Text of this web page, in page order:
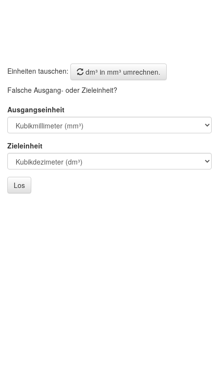
Einheiten tauschen:
dm³ in mm³ umrechnen.
Falsche Ausgang- oder Zieleinheit?
Ausgangseinheit
Zieleinheit
Los